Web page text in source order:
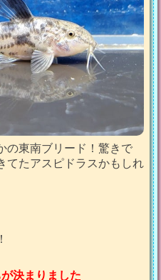
の東南ブリード！驚きで
てたアスピドラスかもしれ
決まりました